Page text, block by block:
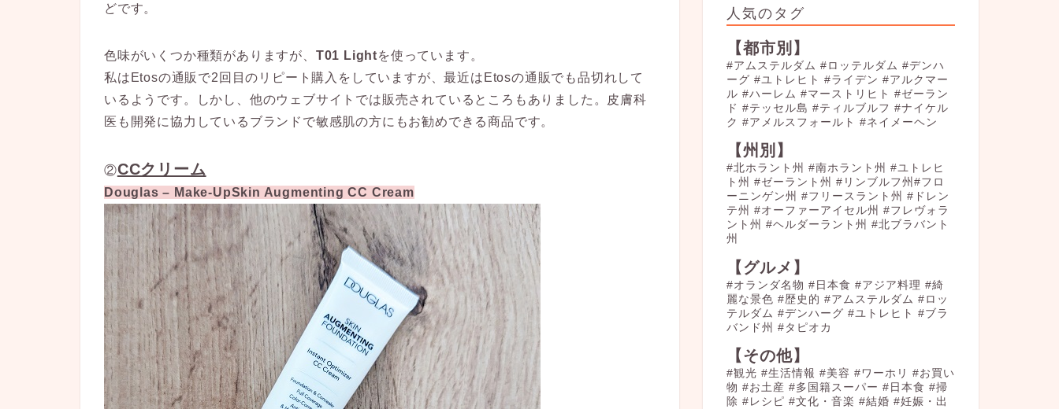
どです。
色味がいくつか種類がありますが、 T01 Lightを使っています。
私はEtosの通販で2回目のリピート購入をしていますが、最近はEtosの通販でも品切れして
いるようです。しかし、他のウェブサイトでは販売されているところもありました。皮膚科
医も開発に協力しているブランドで敏感肌の方にもお勧めできる商品です。
②CCクリーム
Douglas – Make-UpSkin Augmenting CC Cream
人気のタグ
【都市別】
#アムステルダム #ロッテルダム #デンハ
ーグ #ユトレヒト #ライデン #アルクマー
ル #ハーレム #マーストリヒト #ゼーラン
ド #テッセル島 #ティルブルフ #ナイケル
ク #アメルスフォールト #ネイメーヘン
【州別】
#北ホラント州 #南ホラント州 #ユトレヒ
ト州 #ゼーラント州 #リンブルフ州#フロ
ーニンゲン州 #フリースラント州 #ドレン
テ州 #オーファーアイセル州 #フレヴォラ
ント州 #ヘルダーラント州 #北ブラバント
州
【グルメ】
#オランダ名物 #日本食 #アジア料理 #綺
麗な景色 #歴史的 #アムステルダム #ロッ
テルダム #デンハーグ #ユトレヒト #ブラ
バンド州 #タピオカ
【その他】
#観光 #生活情報 #美容 #ワーホリ #お買い
物 #お土産 #多国籍スーパー #日本食 #掃
除 #レシピ #文化・音楽 #結婚 #妊娠・出